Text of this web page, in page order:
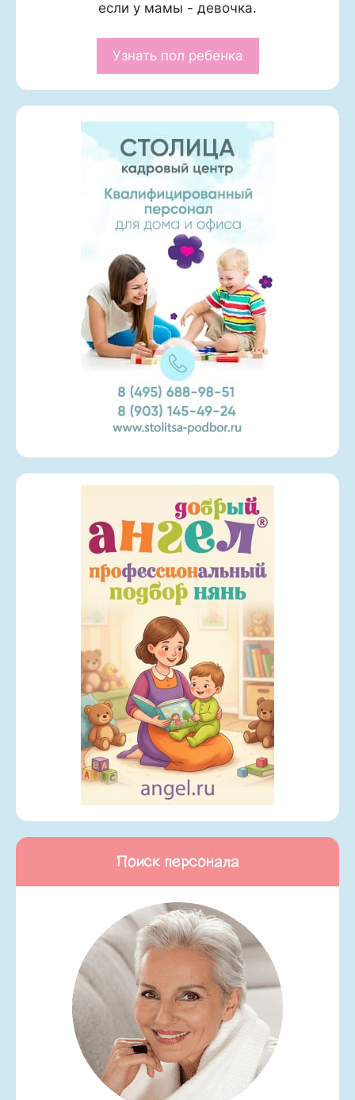
если у мамы - девочка.
Узнать пол ребенка
Поиск персонала